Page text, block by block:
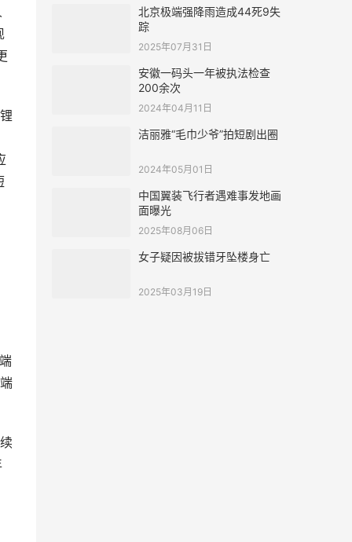
北京极端强降雨造成44死9失
踪
2025年07月31日
安徽一码头一年被执法检查
200余次
2024年04月11日
洁丽雅“毛巾少爷”拍短剧出圈
2024年05月01日
中国翼装飞行者遇难事发地画
面曝光
2025年08月06日
女子疑因被拔错牙坠楼身亡
2025年03月19日